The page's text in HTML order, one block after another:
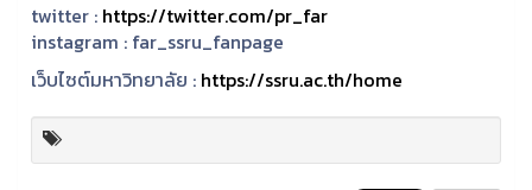
twitter : https://twitter.com/pr_far
instagram : far_ssru_fanpage
เว็บไซต์มหาวิทยาลัย : https://ssru.ac.th/home